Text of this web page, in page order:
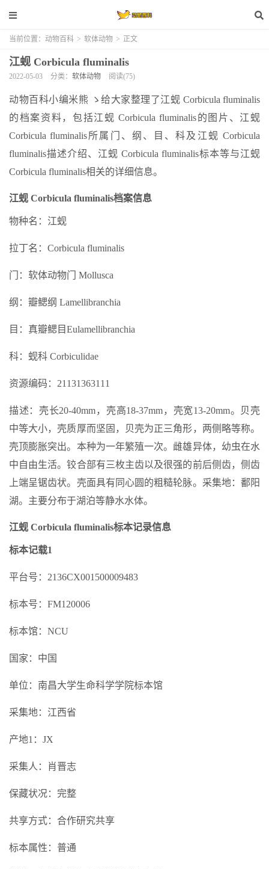
当前位置： 动物百科 > 软体动物 > 正文
江蚬 Corbicula fluminalis
2022-05-03 分类： 软体动物 阅读(75)
动物百科小编米熊 ゝ给大家整理了江蚬 Corbicula fluminalis
的档案资料，包括江蚬 Corbicula fluminalis的图片、江蚬
Corbicula fluminalis所属门、纲、目、科及江蚬 Corbicula
fluminalis描述介绍、江蚬 Corbicula fluminalis标本等与江蚬
Corbicula fluminalis相关的详细信息。
江蚬 Corbicula fluminalis档案信息
物种名：江蚬
拉丁名：Corbicula fluminalis
门：软体动物门 Mollusca
纲：瓣鳃纲 Lamellibranchia
目：真瓣鳃目Eulamellibranchia
科：蚬科 Corbiculidae
资源编码：21131363111
描述：壳长20-40mm，壳高18-37mm，壳宽13-20mm。贝壳
中等大小，壳质厚而坚固，贝壳为正三角形，两侧略等称。
壳顶膨胀突出。本种为一年繁殖一次。雌雄异体，幼虫在水
中自由生活。铰合部有三枚主齿以及很强的前后侧齿，侧齿
上端呈锯齿状。壳面具有同心圆的粗糙轮脉。采集地：鄱阳
湖。主要分布于湖泊等静水水体。
江蚬 Corbicula fluminalis标本记录信息
标本记载1
平台号：2136CX001500009483
标本号：FM120006
标本馆：NCU
国家：中国
单位：南昌大学生命科学学院标本馆
采集地：江西省
产地1：JX
采集人：肖晋志
保藏状况：完整
共享方式：合作研究共享
标本属性：普通